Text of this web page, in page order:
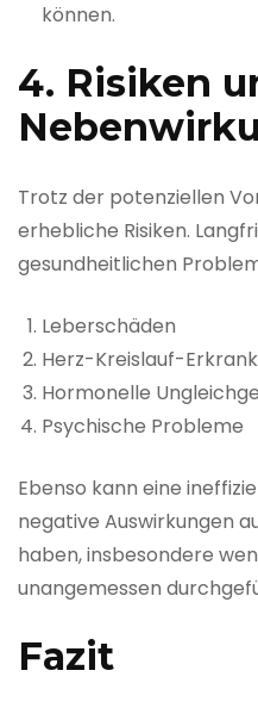
können.
4. Risiken
Trotz der potenziellen
erhebliche Risiken.
gesundheitlichen
Leberschäden
Herz-Kreislauf-
Hormonelle
Psychische Probleme
Ebenso kann eine
negative Auswirkungen
haben, insbesondere
unangemessen
Fazit